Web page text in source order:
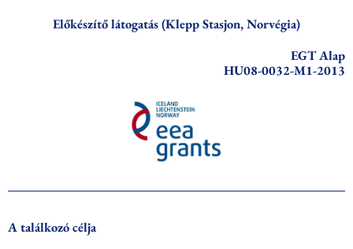
Előkészítő látogatás (Klepp Stasjon, Norvégia)
EGT Alap
HU08-0032-M1-2013
A találkozó célja